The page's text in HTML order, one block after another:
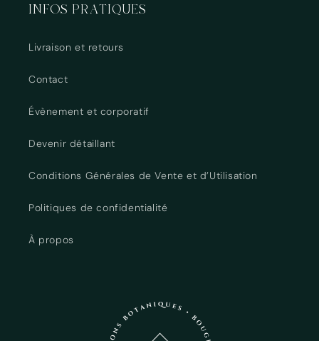
INFOS PRATIQUES
Livraison et retours
Contact
Évènement et corporatif
Devenir détaillant
Conditions Générales de Vente et d’Utilisation
Politiques de confidentialité
À propos